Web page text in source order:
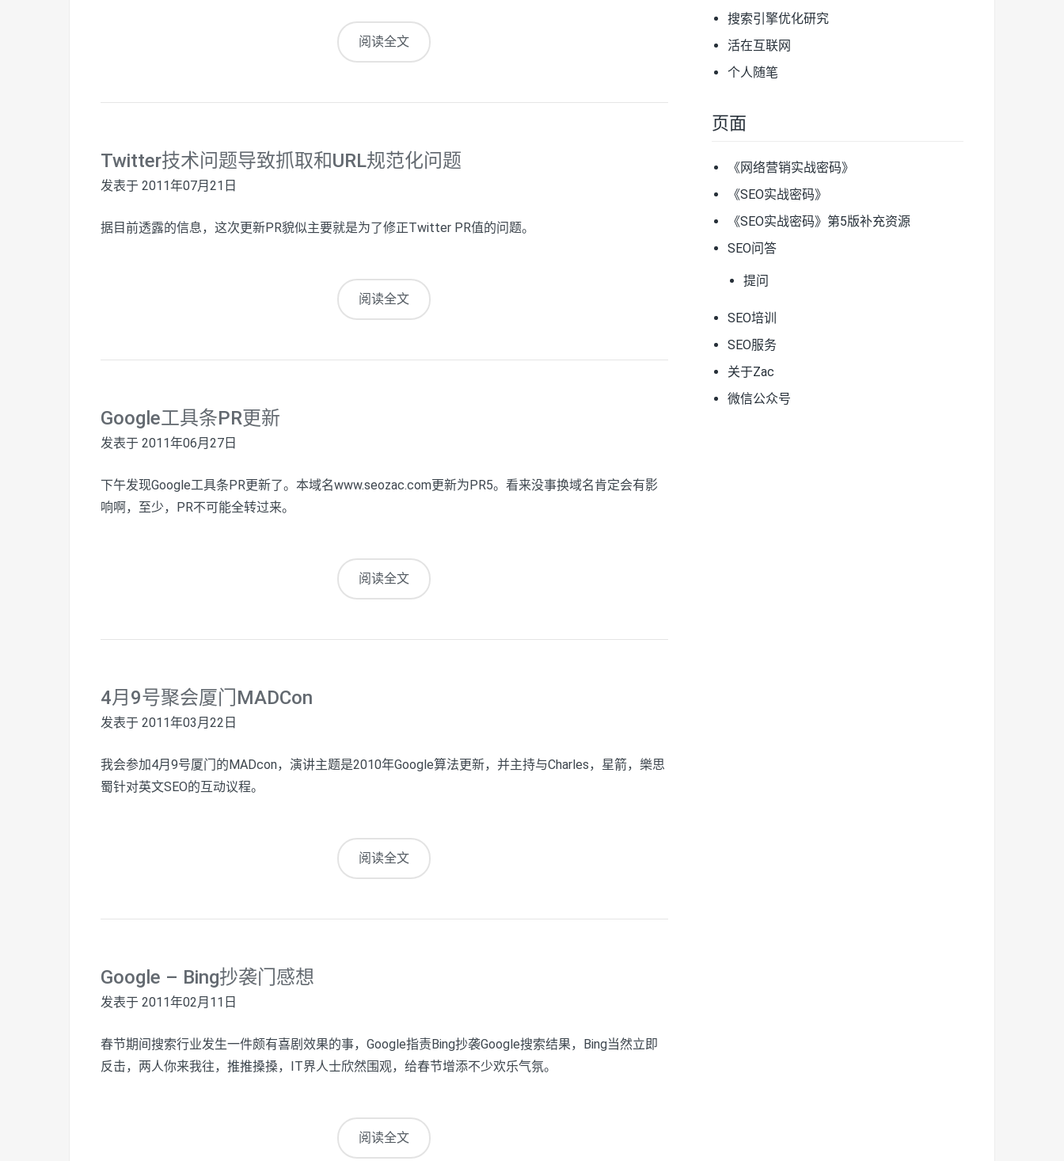
阅读全文
Twitter技术问题导致抓取和URL规范化问题
发表于 2011年07月21日
据目前透露的信息，这次更新PR貌似主要就是为了修正Twitter PR值的问题。
阅读全文
Google工具条PR更新
发表于 2011年06月27日
下午发现Google工具条PR更新了。本域名www.seozac.com更新为PR5。看来没事换域名肯定会有影
响啊，至少，PR不可能全转过来。
阅读全文
4月9号聚会厦门MADCon
发表于 2011年03月22日
我会参加4月9号厦门的MADcon，演讲主题是2010年Google算法更新，并主持与Charles，星箭，樂思
蜀针对英文SEO的互动议程。
阅读全文
Google – Bing抄袭门感想
发表于 2011年02月11日
春节期间搜索行业发生一件颇有喜剧效果的事，Google指责Bing抄袭Google搜索结果，Bing当然立即
反击，两人你来我往，推推搡搡，IT界人士欣然围观，给春节增添不少欢乐气氛。
阅读全文
搜索引擎优化研究
活在互联网
个人随笔
页面
《网络营销实战密码》
《SEO实战密码》
《SEO实战密码》第5版补充资源
SEO问答
提问
SEO培训
SEO服务
关于Zac
微信公众号